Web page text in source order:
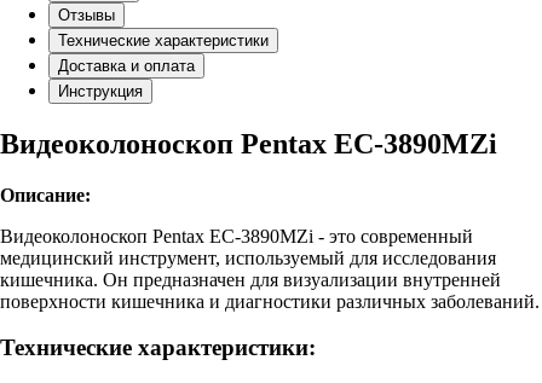
Отзывы
Технические характеристики
Доставка и оплата
Инструкция
Видеоколоноскоп Pentax EC-3890MZi
Описание:
Видеоколоноскоп Pentax EC-3890MZi - это современный
медицинский инструмент, используемый для исследования
кишечника. Он предназначен для визуализации внутренней
поверхности кишечника и диагностики различных заболеваний.
Технические характеристики: